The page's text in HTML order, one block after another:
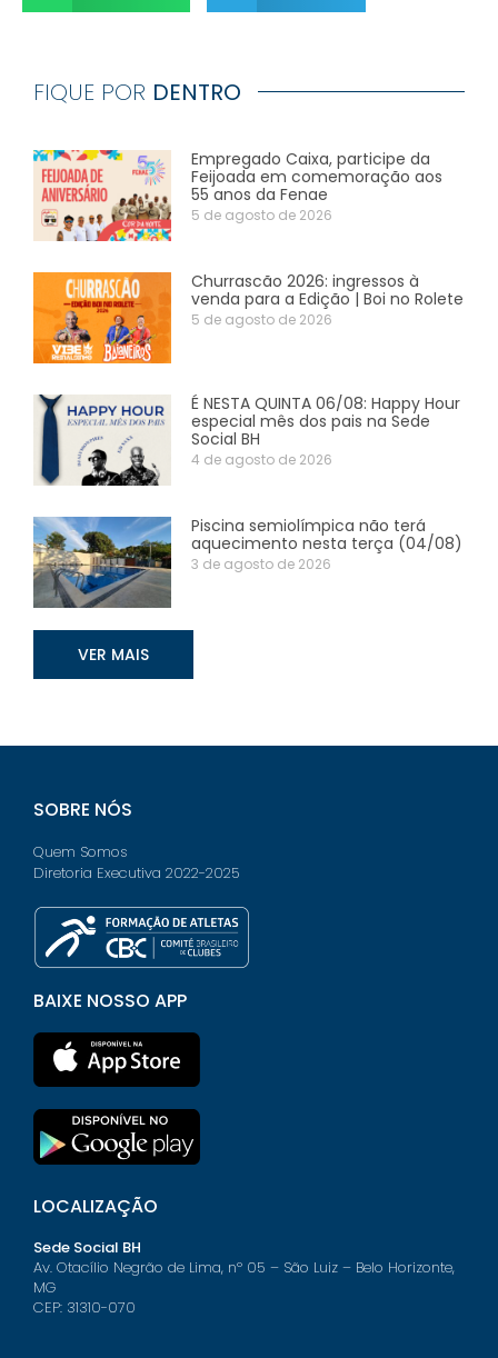
FIQUE POR DENTRO
Empregado Caixa, participe da
Feijoada em comemoração aos
55 anos da Fenae
5 de agosto de 2026
Churrascão 2026: ingressos à
venda para a Edição | Boi no Rolete
5 de agosto de 2026
É NESTA QUINTA 06/08: Happy Hour
especial mês dos pais na Sede
Social BH
4 de agosto de 2026
Piscina semiolímpica não terá
aquecimento nesta terça (04/08)
3 de agosto de 2026
VER MAIS
SOBRE NÓS
Quem Somos
Diretoria Executiva 2022-2025
BAIXE NOSSO APP
LOCALIZAÇÃO
Sede Social BH
Av. Otacílio Negrão de Lima, nº 05 – São Luiz – Belo Horizonte,
MG
CEP: 31310-070